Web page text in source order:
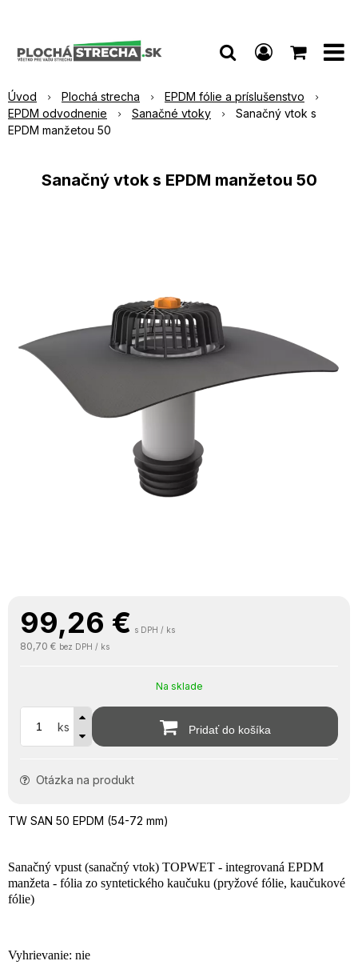
Úvod Plochá strecha
EPDM fólie a príslušenstvo
EPDM odvodnenie
Sanačné vtoky
Sanačný vtok s
EPDM manžetou 50
Sanačný vtok s EPDM manžetou 50
99,26 € s DPH / ks
80,70 € bez DPH / ks
Na sklade
ks Pridať do košíka
Otázka na produkt
TW SAN 50 EPDM (54-72 mm)
Sanačný vpust (sanačný vtok) TOPWET - integrovaná EPDM
manžeta - fólia zo syntetického kaučuku (pryžové fólie, kaučukové
fólie)
Vyhrievanie: nie